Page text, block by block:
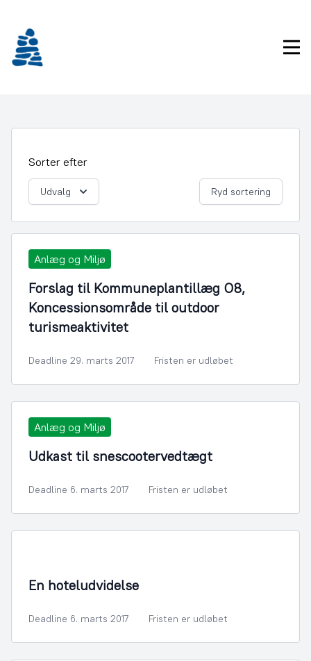
indhold
Sorter efter
Udvalg Ryd sortering
Anlæg og Miljø
Forslag til Kommuneplantillæg O8,
Koncessionsområde til outdoor
turismeaktivitet
Deadline 29. marts 2017 Fristen er udløbet
Anlæg og Miljø
Udkast til snescootervedtægt
Deadline 6. marts 2017 Fristen er udløbet
En hoteludvidelse
Deadline 6. marts 2017 Fristen er udløbet